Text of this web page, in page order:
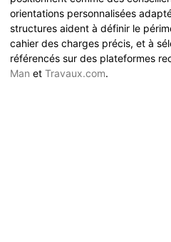
orientations personnalisées
structures aident à définir le
cahier des charges précis, et à
référencés sur des plateformes
Man et Travaux.com.